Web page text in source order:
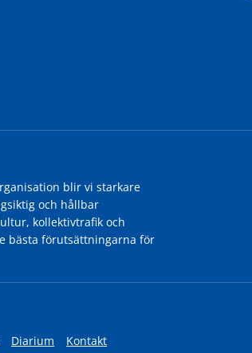
blir vi starkare
och hållbar
kollektivtrafik och
bästa förutsättningarna för
Diarium Kontakt